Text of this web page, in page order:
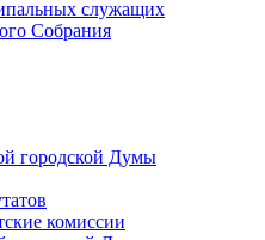
служащих
Cобрания
городской Думы
комиссии